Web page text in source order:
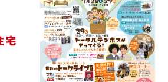
へのこだわり